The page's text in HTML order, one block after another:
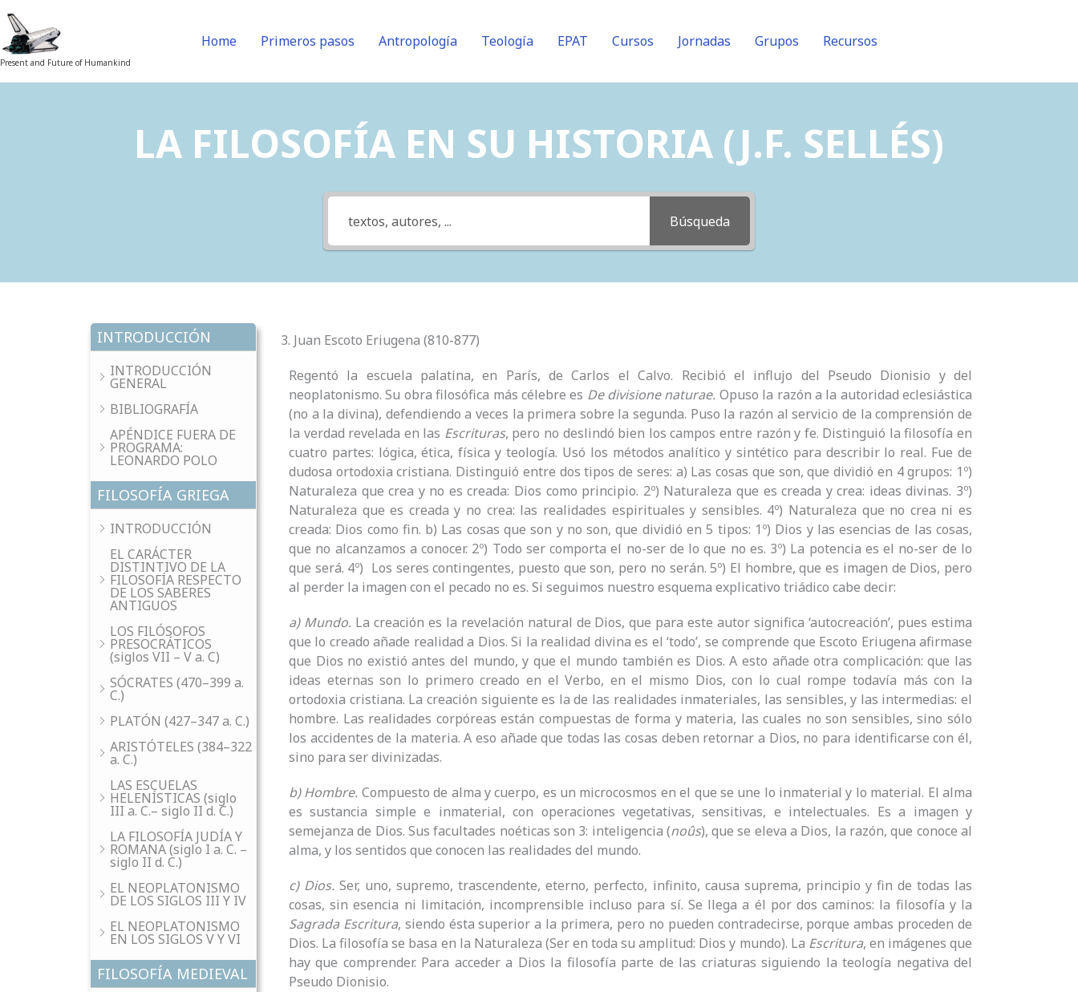
Skip
to
content
Present and Future of Humankind
Home Primeros pasos Antropología Teología EPAT Cursos Jornadas Grupos Recursos
LA FILOSOFÍA EN SU HISTORIA (J.F. SELLÉS)
Búsqueda
INTRODUCCIÓN
INTRODUCCIÓN
GENERAL
BIBLIOGRAFÍA
APÉNDICE FUERA DE
PROGRAMA:
LEONARDO POLO
FILOSOFÍA GRIEGA
INTRODUCCIÓN
EL CARÁCTER
DISTINTIVO DE LA
FILOSOFÍA RESPECTO
DE LOS SABERES
ANTIGUOS
LOS FILÓSOFOS
PRESOCRÁTICOS
(siglos VII – V a. C)
SÓCRATES (470–399 a.
C.)
PLATÓN (427–347 a. C.)
ARISTÓTELES (384–322
a. C.)
LAS ESCUELAS
HELENÍSTICAS (siglo
III a. C.– siglo II d. C.)
LA FILOSOFÍA JUDÍA Y
ROMANA (siglo I a. C. –
siglo II d. C.)
EL NEOPLATONISMO
DE LOS SIGLOS III Y IV
EL NEOPLATONISMO
EN LOS SIGLOS V Y VI
FILOSOFÍA MEDIEVAL
3. Juan Escoto Eriugena (810-877)
Regentó la escuela palatina, en París, de Carlos el Calvo. Recibió el influjo del Pseudo Dionisio y del
neoplatonismo. Su obra filosófica más célebre es De divisione naturae. Opuso la razón a la autoridad eclesiástica
(no a la divina), defendiendo a veces la primera sobre la segunda. Puso la razón al servicio de la comprensión de
la verdad revelada en las Escrituras, pero no deslindó bien los campos entre razón y fe. Distinguió la filosofía en
cuatro partes: lógica, ética, física y teología. Usó los métodos analítico y sintético para describir lo real. Fue de
dudosa ortodoxia cristiana. Distinguió entre dos tipos de seres: a) Las cosas que son, que dividió en 4 grupos: 1º)
Naturaleza que crea y no es creada: Dios como principio. 2º) Naturaleza que es creada y crea: ideas divinas. 3º)
Naturaleza que es creada y no crea: las realidades espirituales y sensibles. 4º) Naturaleza que no crea ni es
creada: Dios como fin. b) Las cosas que son y no son, que dividió en 5 tipos: 1º) Dios y las esencias de las cosas,
que no alcanzamos a conocer. 2º) Todo ser comporta el no-ser de lo que no es. 3º) La potencia es el no-ser de lo
que será. 4º) Los seres contingentes, puesto que son, pero no serán. 5º) El hombre, que es imagen de Dios, pero
al perder la imagen con el pecado no es. Si seguimos nuestro esquema explicativo triádico cabe decir:
a) Mundo.La creación es la revelación natural de Dios, que para este autor significa ‘autocreación’, pues estima
que lo creado añade realidad a Dios. Si la realidad divina es el ‘todo’, se comprende que Escoto Eriugena afirmase
que Dios no existió antes del mundo, y que el mundo también es Dios. A esto añade otra complicación: que las
ideas eternas son lo primero creado en el Verbo, en el mismo Dios, con lo cual rompe todavía más con la
ortodoxia cristiana. La creación siguiente es la de las realidades inmateriales, las sensibles, y las intermedias: el
hombre. Las realidades corpóreas están compuestas de forma y materia, las cuales no son sensibles, sino sólo
los accidentes de la materia. A eso añade que todas las cosas deben retornar a Dios, no para identificarse con él,
sino para ser divinizadas.
b) Hombre. Compuesto de alma y cuerpo, es un microcosmos en el que se une lo inmaterial y lo material. El alma
es sustancia simple e inmaterial, con operaciones vegetativas, sensitivas, e intelectuales. Es a imagen y
semejanza de Dios. Sus facultades noéticas son 3: inteligencia (noûs), que se eleva a Dios, la razón, que conoce al
alma, y los sentidos que conocen las realidades del mundo.
c) Dios.Ser, uno, supremo, trascendente, eterno, perfecto, infinito, causa suprema, principio y fin de todas las
cosas, sin esencia ni limitación, incomprensible incluso para sí. Se llega a él por dos caminos: la filosofía y la
Sagrada Escritura, siendo ésta superior a la primera, pero no pueden contradecirse, porque ambas proceden de
Dios. La filosofía se basa en la Naturaleza (Ser en toda su amplitud: Dios y mundo). La Escritura, en imágenes que
hay que comprender. Para acceder a Dios la filosofía parte de las criaturas siguiendo la teología negativa del
Pseudo Dionisio.